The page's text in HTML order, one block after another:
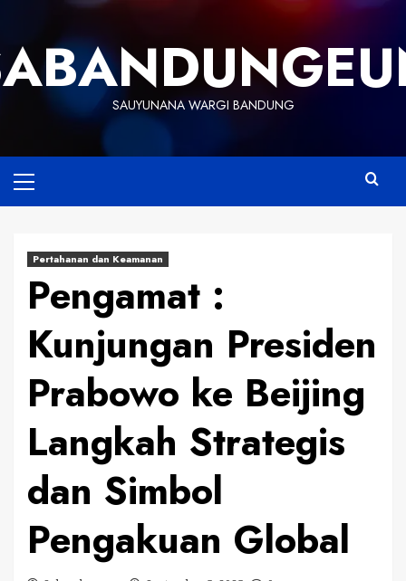
content
SAUYUNANA WARGI BANDUNG
Menu
Pertahanan dan Keamanan
Pengamat :
Kunjungan Presiden
Prabowo ke Beijing
Langkah Strategis
dan Simbol
Pengakuan Global